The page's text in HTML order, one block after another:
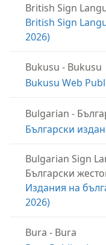
British Sign
British Sign
2026)
Bukusu - Bukusu
Bukusu Web
Bulgarian -
Български
Bulgarian Sign
Български
Издания на
2026)
Bura - Bura